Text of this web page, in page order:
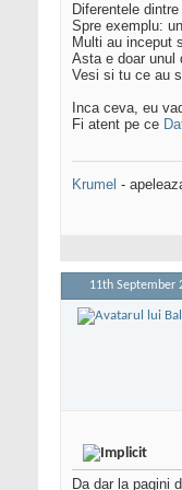
Diferentele
Spre exemplu:
Multi au inceput
Asta e doar unul
Vesi si tu ce au
Inca ceva, eu
Fi atent pe ce
Krumel -
11th September
Da dar la pagini